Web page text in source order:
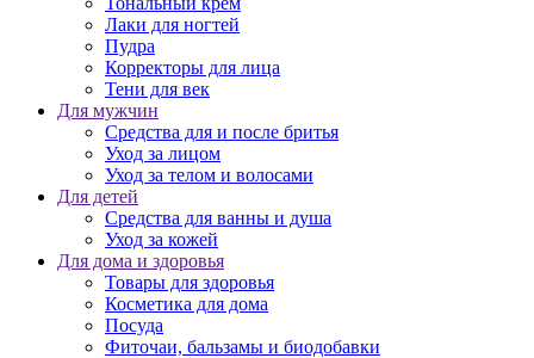
Лаки для ногтей
Пудра
Корректоры для лица
Тени для век
Для мужчин
Средства для и после бритья
Уход за лицом
Уход за телом и волосами
Для детей
Средства для ванны и душа
Уход за кожей
Для дома и здоровья
Товары для здоровья
Косметика для дома
Посуда
Фиточаи, бальзамы и биодобавки